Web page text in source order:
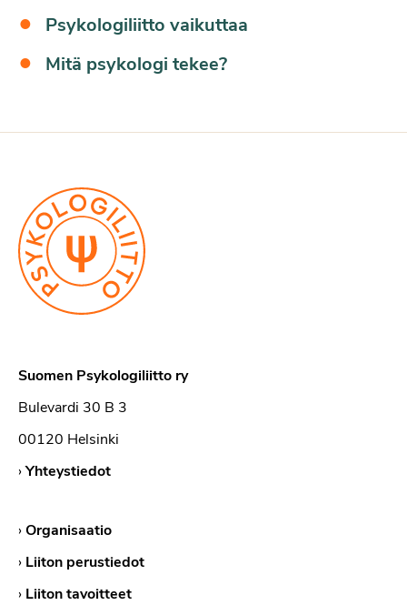
Psykologiliitto vaikuttaa
Mitä psykologi tekee?
Suomen Psykologiliitto ry
Bulevardi 30 B 3
00120 Helsinki
›Yhteystiedot
›Organisaatio
› Liiton perustiedot
› Liiton tavoitteet